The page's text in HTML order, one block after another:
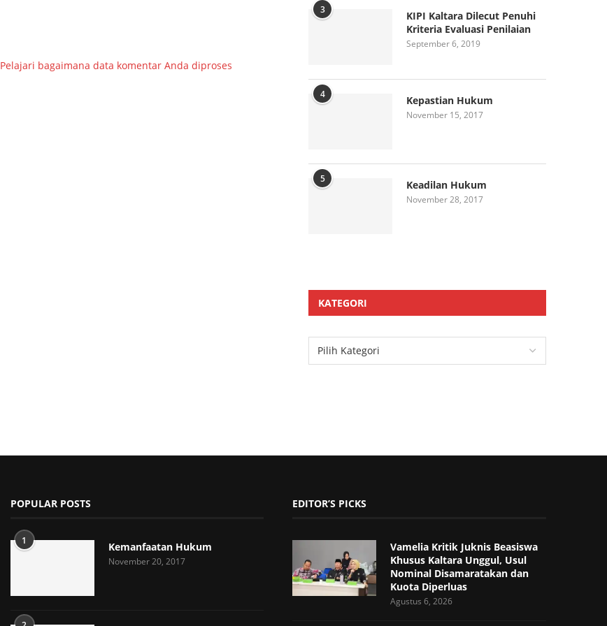
Pelajari bagaimana data komentar Anda diproses
3
KIPI Kaltara Dilecut Penuhi
Kriteria Evaluasi Penilaian
September 6, 2019
4 Kepastian Hukum
November 15, 2017
5 Keadilan Hukum
November 28, 2017
KATEGORI
POPULAR POSTS
1 Kemanfaatan Hukum
November 20, 2017
EDITOR’S PICKS
Vamelia Kritik Juknis Beasiswa
Khusus Kaltara Unggul, Usul
Nominal Disamaratakan dan
Kuota Diperluas
Agustus 6, 2026